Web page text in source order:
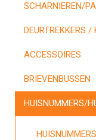
SCHARNIEREN/
DEURTREKKERS /
ACCESSOIRES
BRIEVENBUSSEN
HUISNUMMERS/